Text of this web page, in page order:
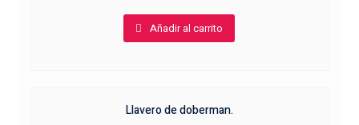
Añadir al carrito
Llavero de doberman.